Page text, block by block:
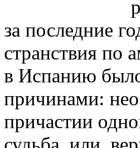
за последние
странствия по
в Испанию
причинами:
причастии